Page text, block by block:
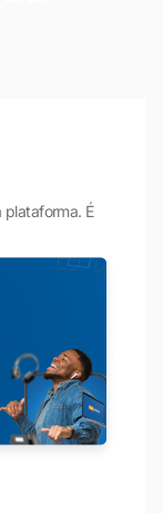
plataforma. É